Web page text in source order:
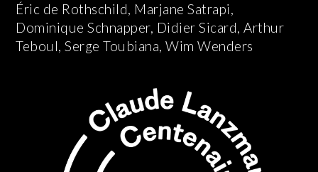
Éric de Rothschild, Marjane Satrapi,
Dominique Schnapper, Didier Sicard, Arthur
Teboul, Serge Toubiana, Wim Wenders